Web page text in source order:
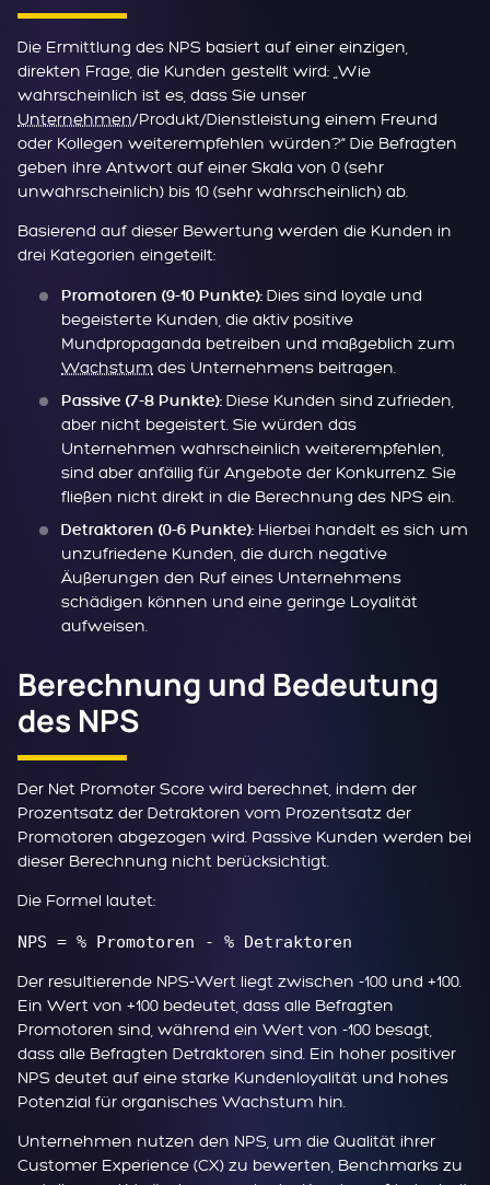
Die Ermittlung des NPS basiert auf einer einzigen,
direkten Frage, die Kunden gestellt wird: „Wie
wahrscheinlich ist es, dass Sie unser
Unternehmen/Produkt/Dienstleistung einem Freund
oder Kollegen weiterempfehlen würden?“ Die Befragten
geben ihre Antwort auf einer Skala von 0 (sehr
unwahrscheinlich) bis 10 (sehr wahrscheinlich) ab.
Basierend auf dieser Bewertung werden die Kunden in
drei Kategorien eingeteilt:
Promotoren (9-10 Punkte): Dies sind loyale und
begeisterte Kunden, die aktiv positive
Mundpropaganda betreiben und maßgeblich zum
Wachstum des Unternehmens beitragen.
Passive (7-8 Punkte): Diese Kunden sind zufrieden,
aber nicht begeistert. Sie würden das
Unternehmen wahrscheinlich weiterempfehlen,
sind aber anfällig für Angebote der Konkurrenz. Sie
fließen nicht direkt in die Berechnung des NPS ein.
Detraktoren (0-6 Punkte): Hierbei handelt es sich um
unzufriedene Kunden, die durch negative
Äußerungen den Ruf eines Unternehmens
schädigen können und eine geringe Loyalität
aufweisen.
Berechnung und Bedeutung
des NPS
Der Net Promoter Score wird berechnet, indem der
Prozentsatz der Detraktoren vom Prozentsatz der
Promotoren abgezogen wird. Passive Kunden werden bei
dieser Berechnung nicht berücksichtigt.
Die Formel lautet:
NPS = % Promotoren - % Detraktoren
Der resultierende NPS-Wert liegt zwischen -100 und +100.
Ein Wert von +100 bedeutet, dass alle Befragten
Promotoren sind, während ein Wert von -100 besagt,
dass alle Befragten Detraktoren sind. Ein hoher positiver
NPS deutet auf eine starke Kundenloyalität und hohes
Potenzial für organisches Wachstum hin.
Unternehmen nutzen den NPS, um die Qualität ihrer
Customer Experience (CX) zu bewerten, Benchmarks zu